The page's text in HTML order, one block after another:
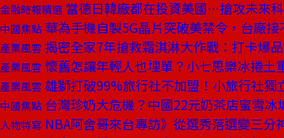
金融時報精選 當德日韓廠都在投資美國⋯搶攻未來
中國焦點 華為手機自製5G晶片突破美禁令，台廠
產業風雲 揭密全家7年搶救霜淇淋大作戰：打卡爆
產業風雲 懷舊怎讓年輕人也埋單？小七思樂冰捲土
產業風雲 雄獅打破99%旅行社不加盟！小旅行社獨
中國焦點 台灣珍奶大危機？中國22元奶茶店蜜雪
人物特寫 NBA阿舍哥來台專訪》從選秀落選變三分